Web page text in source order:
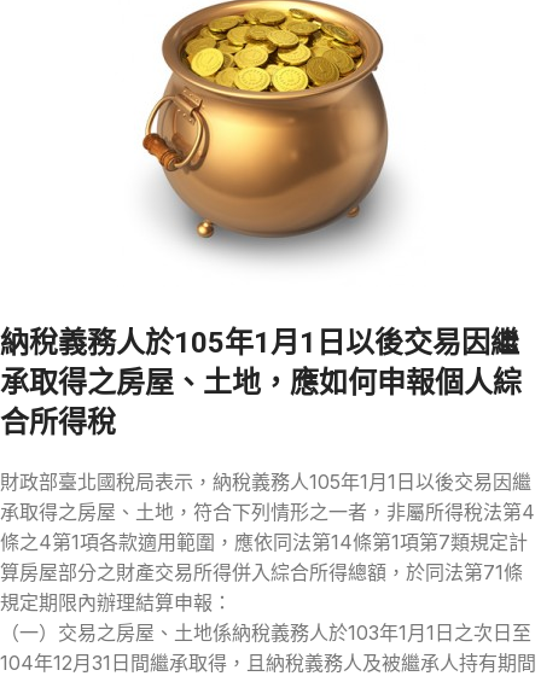
納稅義務人於105年1月1日以後交易因繼
承取得之房屋、土地，應如何申報個人綜
合所得稅
財政部臺北國稅局表示，納稅義務人105年1月1日以後交易因繼
承取得之房屋、土地，符合下列情形之一者，非屬所得稅法第4
條之4第1項各款適用範圍，應依同法第14條第1項第7類規定計
算房屋部分之財產交易所得併入綜合所得總額，於同法第71條
規定期限內辦理結算申報：
（一）交易之房屋、土地係納稅義務人於103年1月1日之次日至
104年12月31日間繼承取得，且納稅義務人及被繼承人持有期間